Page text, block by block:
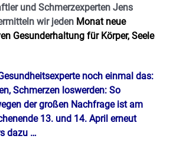
und Schmerzexperten Jens
wir jeden Monat neue
Gesunderhaltung für Körper, Seele
noch einmal das:
Schmerzen loswerden: So
der großen Nachfrage ist am
13. und 14. April erneut
dazu …